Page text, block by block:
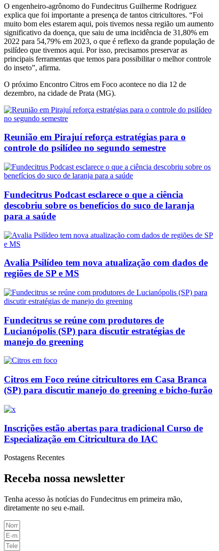
O engenheiro-agrônomo do Fundecitrus Guilherme Rodriguez
explica que foi importante a presença de tantos citricultores. “Foi
muito bom eles estarem aqui, pois tivemos nessa região um aumento
significativo da doença, que saiu de uma incidência de 31,80% em
2022 para 54,79% em 2023, o que é reflexo da grande população de
psilídeo que tivemos aqui. Por isso, precisamos preservar as
principais ferramentas que temos para possibilitar o melhor controle
do inseto”, afirma.
O próximo Encontro Citros em Foco acontece no dia 12 de
dezembro, na cidade de Prata (MG).
Reunião em Pirajuí reforça estratégias para o
controle do psilídeo no segundo semestre
Fundecitrus Podcast esclarece o que a ciência
descobriu sobre os benefícios do suco de laranja
para a saúde
Avalia Psilídeo tem nova atualização com dados de
regiões de SP e MS
Fundecitrus se reúne com produtores de
Lucianópolis (SP) para discutir estratégias de
manejo do greening
Citros em Foco reúne citricultores em Casa Branca
(SP) para discutir manejo do greening e bicho-furão
Inscrições estão abertas para tradicional Curso de
Especialização em Citricultura do IAC
Postagens Recentes
Receba nossa newsletter
Tenha acesso às notícias do Fundecitrus em primeira mão,
diretamente no seu e-mail.